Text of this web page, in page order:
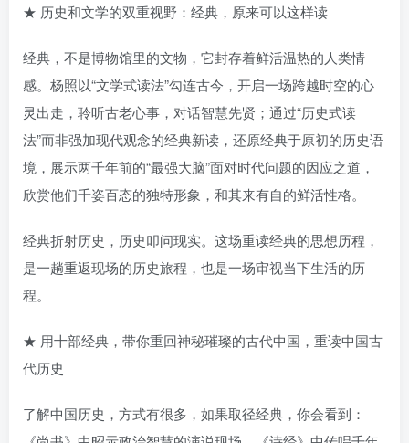
★ 历史和文学的双重视野：经典，原来可以这样读
经典，不是博物馆里的文物，它封存着鲜活温热的人类情
感。杨照以“文学式读法”勾连古今，开启一场跨越时空的心
灵出走，聆听古老心事，对话智慧先贤；通过“历史式读
法”而非强加现代观念的经典新读，还原经典于原初的历史语
境，展示两千年前的“最强大脑”面对时代问题的因应之道，
欣赏他们千姿百态的独特形象，和其来有自的鲜活性格。
经典折射历史，历史叩问现实。这场重读经典的思想历程，
是一趟重返现场的历史旅程，也是一场审视当下生活的历
程。
★ 用十部经典，带你重回神秘璀璨的古代中国，重读中国古
代历史
了解中国历史，方式有很多，如果取径经典，你会看到：